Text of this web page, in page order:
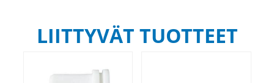
LIITTYVÄT TUOTTEET